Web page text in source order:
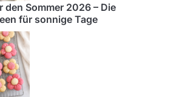
den Sommer 2026 – Die
für sonnige Tage